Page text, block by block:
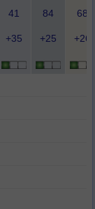
41 84 68
+35 +25 +26